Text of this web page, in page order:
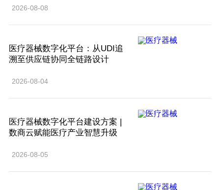
2026-08-08
医疗器械数字化平台：从UDI追
溯至供应链协同全链路设计
2026-08-04
医疗器械数字化平台建设方案 |
数商云赋能医疗产业智慧升级
2026-08-05